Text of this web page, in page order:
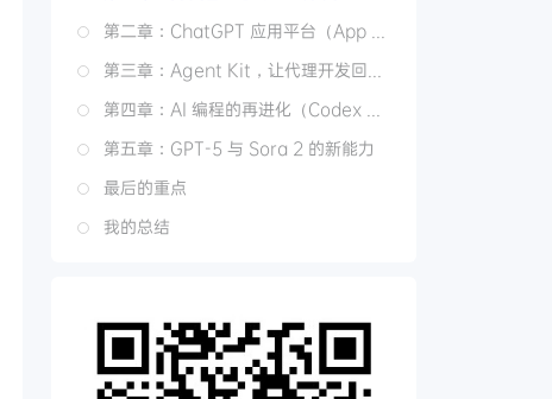
第五章：GPT-5 与 Sora 2 的新能力
最后的重点
我的总结